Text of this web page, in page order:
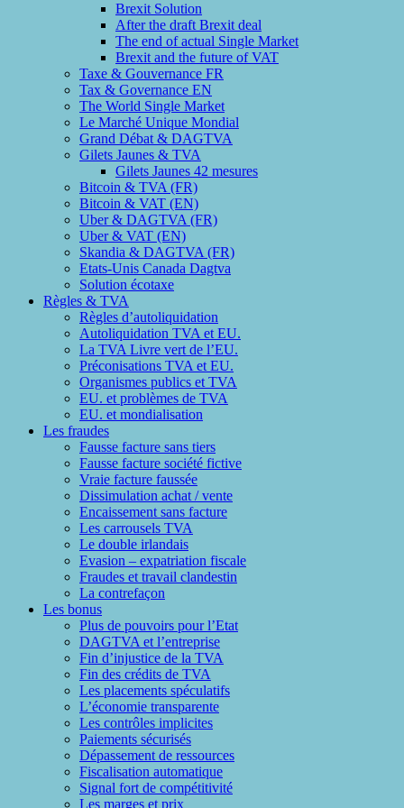
Brexit Solution
After the draft Brexit deal
The end of actual Single Market
Brexit and the future of VAT
Taxe & Gouvernance FR
Tax & Governance EN
The World Single Market
Le Marché Unique Mondial
Grand Débat & DAGTVA
Gilets Jaunes & TVA
Gilets Jaunes 42 mesures
Bitcoin & TVA (FR)
Bitcoin & VAT (EN)
Uber & DAGTVA (FR)
Uber & VAT (EN)
Skandia & DAGTVA (FR)
Etats-Unis Canada Dagtva
Solution écotaxe
Règles & TVA
Règles d’autoliquidation
Autoliquidation TVA et EU.
La TVA Livre vert de l’EU.
Préconisations TVA et EU.
Organismes publics et TVA
EU. et problèmes de TVA
EU. et mondialisation
Les fraudes
Fausse facture sans tiers
Fausse facture société fictive
Vraie facture faussée
Dissimulation achat / vente
Encaissement sans facture
Les carrousels TVA
Le double irlandais
Evasion – expatriation fiscale
Fraudes et travail clandestin
La contrefaçon
Les bonus
Plus de pouvoirs pour l’Etat
DAGTVA et l’entreprise
Fin d’injustice de la TVA
Fin des crédits de TVA
Les placements spéculatifs
L’économie transparente
Les contrôles implicites
Paiements sécurisés
Dépassement de ressources
Fiscalisation automatique
Signal fort de compétitivité
Les marges et prix